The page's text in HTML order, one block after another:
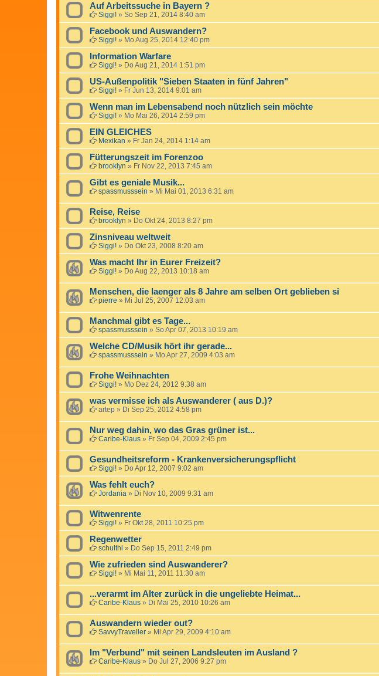
Auf Arbeitssuche in Bayern ?
Siggi! » So Sep 21, 2014 8:40 am
Facebook und Auswandern?
Siggi! » Mo Aug 25, 2014 12:40 pm
Information Warfare
Siggi! » Do Aug 21, 2014 1:51 pm
US-Außenpolitik "Sieben Staaten in fünf Jahren"
Siggi! » Fr Jun 13, 2014 9:01 am
Wenn man im Lebensabend noch nützlich sein möchte
Siggi! » Mo Mai 26, 2014 2:59 pm
EIN GLEICHES
Mexikan » Fr Jan 24, 2014 1:14 am
Fütterungszeit im Forenzoo
brooklyn » Fr Nov 22, 2013 7:45 am
Gibt es geniale Musik...
spassmusssein » Mi Mai 01, 2013 6:31 am
Reise, Reise
brooklyn » Do Okt 24, 2013 8:27 pm
Zinsniveau weltweit
Siggi! » Do Okt 23, 2008 8:20 am
Was macht Ihr in Eurer Freizeit?
Siggi! » Do Aug 22, 2013 10:18 am
Menschen, die laenger als 8 Jahre am selben Ort geblieben si
pierre » Mi Jul 25, 2007 12:03 am
Manchmal gibt es Tage...
spassmusssein » So Apr 07, 2013 10:19 am
Welche CD/Musik hört ihr gerade...
spassmusssein » Mo Apr 27, 2009 4:03 am
Frohe Weihnachten
Siggi! » Mo Dez 24, 2012 9:38 am
was vermisse ich als Auswanderer ( aus D.)?
artep » Di Sep 25, 2012 4:58 pm
Nur weg dahin, wo das Gras grüner ist...
Caribe-Klaus » Fr Sep 04, 2009 2:45 pm
Gesundheitsreform - Krankenversicherungspflicht
Siggi! » Do Apr 12, 2007 9:02 am
Was fehlt euch?
Jordania » Di Nov 10, 2009 9:31 am
Witwenrente
Siggi! » Fr Okt 28, 2011 10:25 pm
Regenwetter
schulthi » Do Sep 15, 2011 2:49 pm
Wie zufrieden sind Auswanderer?
Siggi! » Mi Mai 11, 2011 11:30 am
...verarmt im Alter zurück in die ungeliebte Heimat...
Caribe-Klaus » Di Mai 25, 2010 10:26 am
Auswandern wieder out?
SavvyTraveller » Mi Apr 29, 2009 4:10 am
Im "Verbund" mit seinen Landsleuten im Ausland ?
Caribe-Klaus » Do Jul 27, 2006 9:27 pm